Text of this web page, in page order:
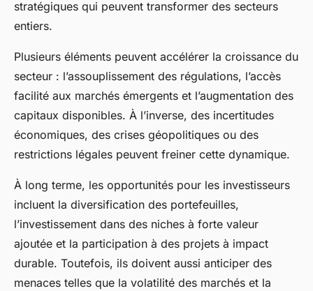
stratégiques qui peuvent transformer des secteurs
entiers.
Plusieurs éléments peuvent accélérer la croissance du
secteur : l’assouplissement des régulations, l’accès
facilité aux marchés émergents et l’augmentation des
capitaux disponibles. À l’inverse, des incertitudes
économiques, des crises géopolitiques ou des
restrictions légales peuvent freiner cette dynamique.
À long terme, les opportunités pour les investisseurs
incluent la diversification des portefeuilles,
l’investissement dans des niches à forte valeur
ajoutée et la participation à des projets à impact
durable. Toutefois, ils doivent aussi anticiper des
menaces telles que la volatilité des marchés et la